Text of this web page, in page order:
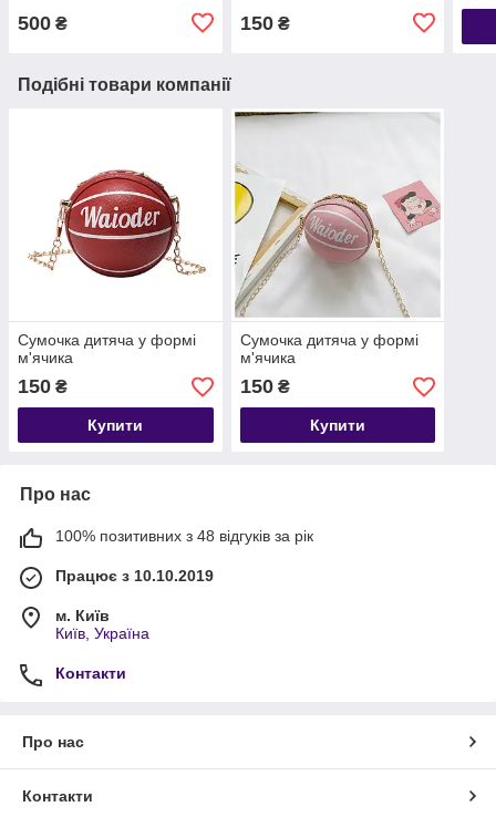
500 ₴ 150₴
Подібні товари компанії
Сумочка дитяча у формі
м'ячика
150 ₴
Купити
Сумочка дитяча у формі
м'ячика
150₴
Купити
Про нас
100% позитивних з 48 відгуків за рік
Працює з 10.10.2019
м. Київ
Київ, Україна
Контакти
Про нас
Контакти